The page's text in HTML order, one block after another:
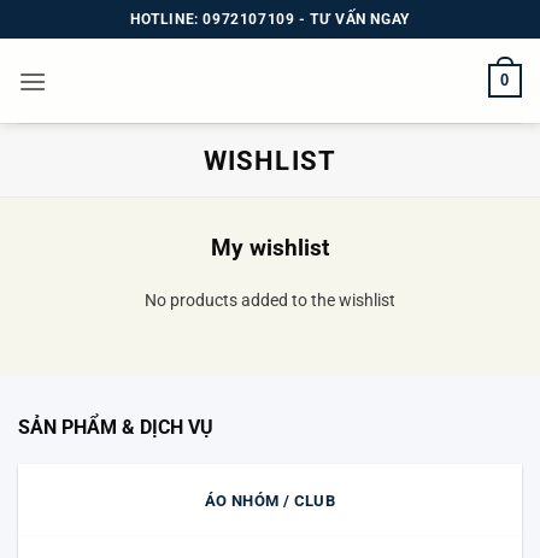
qua
nội
HOTLINE: 0972107109 - TƯ VẤN NGAY
0
WISHLIST
My wishlist
No products added to the wishlist
SẢN PHẨM & DỊCH VỤ
ÁO NHÓM / CLUB